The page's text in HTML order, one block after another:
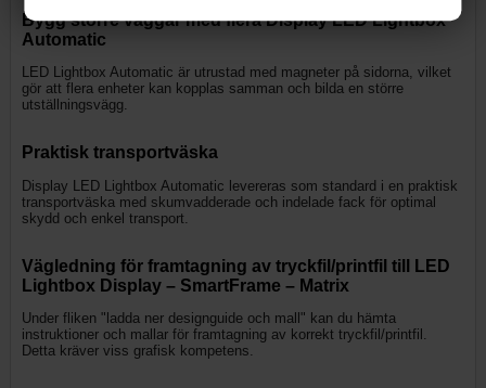
Bygg större väggar med flera Display LED Lightbox
Automatic
LED Lightbox Automatic är utrustad med magneter på sidorna, vilket
gör att flera enheter kan kopplas samman och bilda en större
utställningsvägg.
Praktisk transportväska
Display LED Lightbox Automatic levereras som standard i en praktisk
transportväska med skumvadderade och indelade fack för optimal
skydd och enkel transport.
Vägledning för framtagning av tryckfil/printfil till LED
Lightbox Display – SmartFrame – Matrix
Under fliken "ladda ner designguide och mall" kan du hämta
instruktioner och mallar för framtagning av korrekt tryckfil/printfil.
Detta kräver viss grafisk kompetens.